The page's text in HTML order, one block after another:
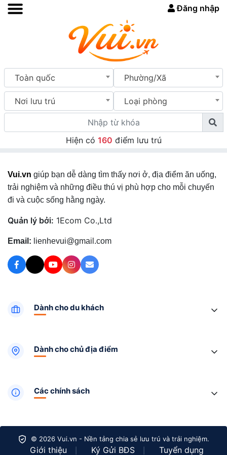
Đăng nhập
Toàn quốc Phường/Xã
Nơi lưu trú Loại phòng
Hiện có 160 điểm lưu trú
Vui.vn giúp bạn dễ dàng tìm thấy nơi ở, địa điểm ăn uống,
trải nghiệm và những điều thú vị phù hợp cho mỗi chuyến
đi và cuộc sống hằng ngày.
Quản lý bởi: 1Ecom Co.,Ltd
Email: lienhevui@gmail.com
Dành cho du khách
Dành cho chủ địa điểm
Các chính sách
© 2026 Vui.vn - Nền tảng chia sẻ lưu trú và trải nghiệm.
Giới thiệu Ký Gửi BĐS Tuyển dụng